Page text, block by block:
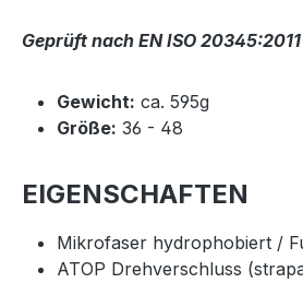
Geprüft nach EN ISO 20345:2011
Gewicht: ca. 595g
Größe: 36 - 48
EIGENSCHAFTEN
Mikrofaser hydrophobiert /
ATOP Drehverschluss